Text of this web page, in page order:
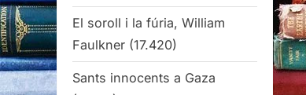
El soroll i la fúria, William
Faulkner (17.420)
Sants innocents a Gaza